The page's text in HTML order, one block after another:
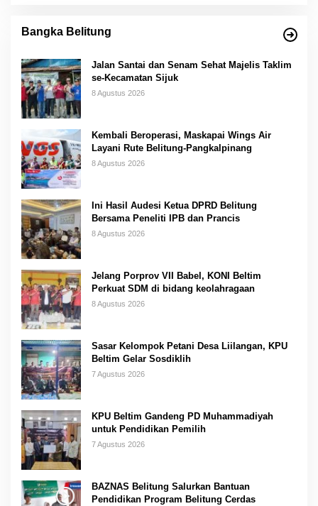
Bangka Belitung
Jalan Santai dan Senam Sehat Majelis Taklim
se-Kecamatan Sijuk
8 Agustus 2026
Kembali Beroperasi, Maskapai Wings Air
Layani Rute Belitung-Pangkalpinang
8 Agustus 2026
Ini Hasil Audesi Ketua DPRD Belitung
Bersama Peneliti IPB dan Prancis
8 Agustus 2026
Jelang Porprov VII Babel, KONI Beltim
Perkuat SDM di bidang keolahragaan
8 Agustus 2026
Sasar Kelompok Petani Desa Liilangan, KPU
Beltim Gelar Sosdiklih
7 Agustus 2026
KPU Beltim Gandeng PD Muhammadiyah
untuk Pendidikan Pemilih
7 Agustus 2026
BAZNAS Belitung Salurkan Bantuan
Pendidikan Program Belitung Cerdas